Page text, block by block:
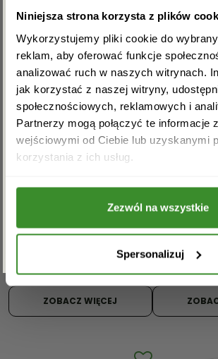
Niniejsza strona korzysta z plików
Wykorzystujemy pliki cookie do
reklam, aby oferować funkcje
analizować ruch w naszych witrynach.
jak korzystać z naszej witryny,
społecznościowych, reklamowych i
Partnerzy mogą połączyć te informacje
wejściowymi od Ciebie lub uzyskanymi
korzystania z ich usług.
Zezwól na wszystkie
Spersonalizuj
Czekoladowe serce z
truskawkami
ZOBACZ WIĘCEJ
Zapisz się do newslettera i
rabat na pierwsze zakupy!
Akceptuję regulamin i wyrażam zgodę na
przetwarzanie powyższych danych
ZAPISZ SIĘ